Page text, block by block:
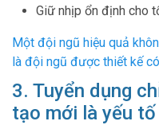
Giữ nhịp ổn định cho
Một đội ngũ hiệu quả
là đội ngũ được thiết kế
3. Tuyển dụng
tạo mới là yếu